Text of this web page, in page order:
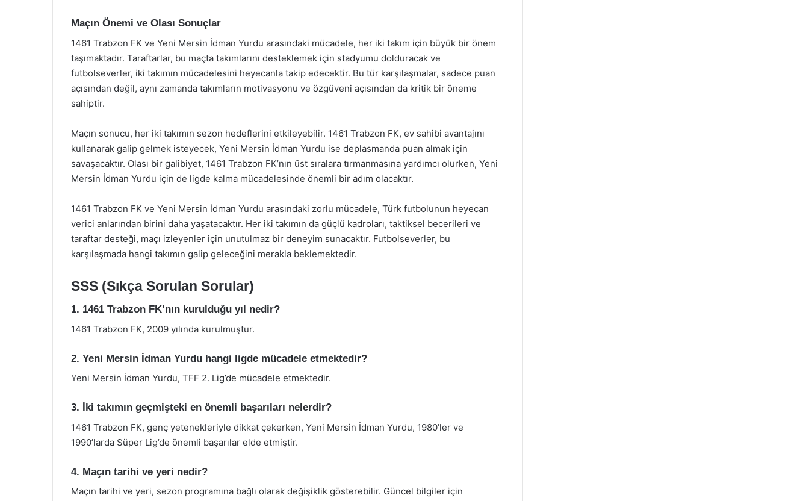
Maçın Önemi ve Olası Sonuçlar
1461 Trabzon FK ve Yeni Mersin İdman Yurdu arasındaki mücadele, her iki takım için büyük bir önem
taşımaktadır. Taraftarlar, bu maçta takımlarını desteklemek için stadyumu dolduracak ve
futbolseverler, iki takımın mücadelesini heyecanla takip edecektir. Bu tür karşılaşmalar, sadece puan
açısından değil, aynı zamanda takımların motivasyonu ve özgüveni açısından da kritik bir öneme
sahiptir.
Maçın sonucu, her iki takımın sezon hedeflerini etkileyebilir. 1461 Trabzon FK, ev sahibi avantajını
kullanarak galip gelmek isteyecek, Yeni Mersin İdman Yurdu ise deplasmanda puan almak için
savaşacaktır. Olası bir galibiyet, 1461 Trabzon FK’nın üst sıralara tırmanmasına yardımcı olurken, Yeni
Mersin İdman Yurdu için de ligde kalma mücadelesinde önemli bir adım olacaktır.
1461 Trabzon FK ve Yeni Mersin İdman Yurdu arasındaki zorlu mücadele, Türk futbolunun heyecan
verici anlarından birini daha yaşatacaktır. Her iki takımın da güçlü kadroları, taktiksel becerileri ve
taraftar desteği, maçı izleyenler için unutulmaz bir deneyim sunacaktır. Futbolseverler, bu
karşılaşmada hangi takımın galip geleceğini merakla beklemektedir.
SSS (Sıkça Sorulan Sorular)
1. 1461 Trabzon FK’nın kurulduğu yıl nedir?
1461 Trabzon FK, 2009 yılında kurulmuştur.
2. Yeni Mersin İdman Yurdu hangi ligde mücadele etmektedir?
Yeni Mersin İdman Yurdu, TFF 2. Lig’de mücadele etmektedir.
3. İki takımın geçmişteki en önemli başarıları nelerdir?
1461 Trabzon FK, genç yetenekleriyle dikkat çekerken, Yeni Mersin İdman Yurdu, 1980’ler ve
1990’larda Süper Lig’de önemli başarılar elde etmiştir.
4. Maçın tarihi ve yeri nedir?
Maçın tarihi ve yeri, sezon programına bağlı olarak değişiklik gösterebilir. Güncel bilgiler için